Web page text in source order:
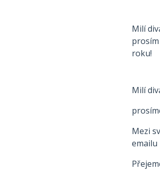
Milí
roku!
Milí
Mezi
emailu